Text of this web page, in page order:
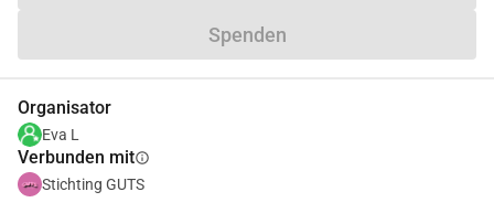
Spenden
Organisator
Eva L
Verbunden mitinfo
Stichting GUTS